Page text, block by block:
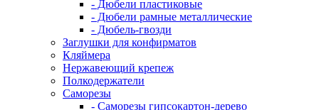
- Дюбели пластиковые
- Дюбели рамные металлические
- Дюбель-гвозди
Заглушки для конфирматов
Кляймера
Нержавеющий крепеж
Полкодержатели
Саморезы
- Саморезы гипсокартон-дерево